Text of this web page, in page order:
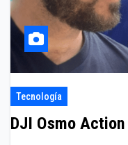
Tecnología
DJI Osmo